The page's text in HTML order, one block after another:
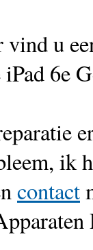
u
6e
ik
contact